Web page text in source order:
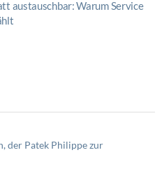
austauschbar: Warum Service
der Patek Philippe zur